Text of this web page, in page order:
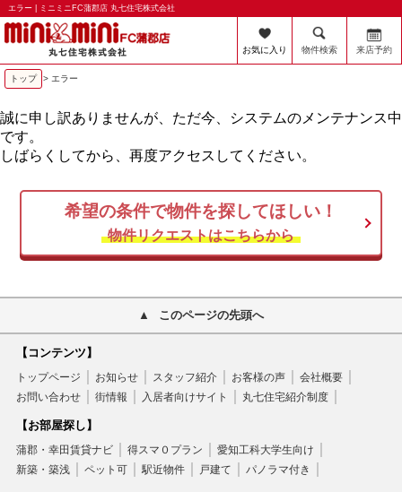
エラー | ミニミニFC蒲郡店 丸七住宅株式会社
お気に入り 物件検索 来店予約
トップ > エラー
誠に申し訳ありませんが、ただ今、システムのメンテナンス中
です。
しばらくしてから、再度アクセスしてください。
希望の条件で物件を探してほしい！
物件リクエストはこちらから
このページの先頭へ
【コンテンツ】
トップページ お知らせ スタッフ紹介 お客様の声
会社概要
お問い合わせ
街情報 入居者向けサイト 丸七住宅紹介制度
【お部屋探し】
蒲郡・幸田賃貸ナビ 得スマ０プラン
愛知工科大学生向け
新築・築浅
ペット可 駅近物件 戸建て パノラマ付き